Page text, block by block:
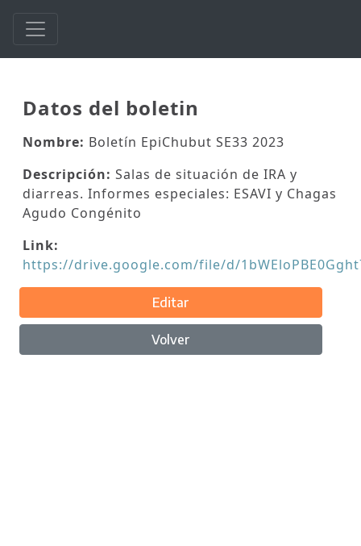
Datos del boletin
Nombre: Boletín EpiChubut SE33 2023
Descripción: Salas de situación de IRA y
diarreas. Informes especiales: ESAVI y Chagas
Agudo Congénito
Link:
https://drive.google.com/file/d/
Editar
Volver